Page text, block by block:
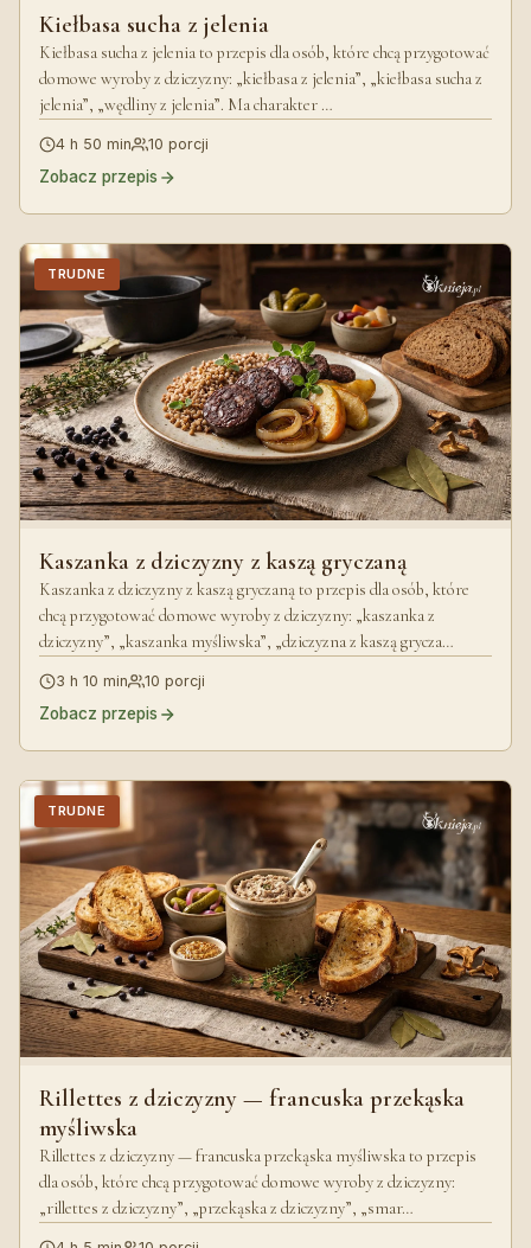
Kiełbasa sucha z jelenia
Kiełbasa sucha z jelenia to przepis dla osób, które chcą przygotować
domowe wyroby z dziczyzny: „kiełbasa z jelenia”, „kiełbasa sucha z
jelenia”, „wędliny z jelenia”. Ma charakter …
4 h 50 min 10 porcji
Zobacz przepis
TRUDNE
Kaszanka z dziczyzny z kaszą gryczaną
Kaszanka z dziczyzny z kaszą gryczaną to przepis dla osób, które
chcą przygotować domowe wyroby z dziczyzny: „kaszanka z
dziczyzny”, „kaszanka myśliwska”, „dziczyzna z kaszą grycza…
3 h 10 min 10 porcji
Zobacz przepis
TRUDNE
Rillettes z dziczyzny — francuska przekąska
myśliwska
Rillettes z dziczyzny — francuska przekąska myśliwska to przepis
dla osób, które chcą przygotować domowe wyroby z dziczyzny:
„rillettes z dziczyzny”, „przekąska z dziczyzny”, „smar…